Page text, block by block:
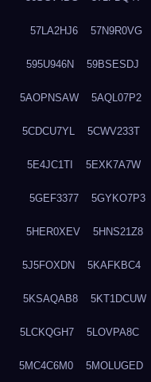
57LA2HJ6 57N9R0VG
595U946N 59BSESDJ
5AOPNSAW 5AQL07P2
5CDCU7YL 5CWV233T
5E4JC1TI 5EXK7A7W
5GEF3377 5GYKO7P3
5HER0XEV 5HNS21Z8
5J5FOXDN 5KAFKBC4
5KSAQAB8 5KT1DCUW
5LCKQGH7 5LOVPA8C
5MC4C6M0 5MOLUGED